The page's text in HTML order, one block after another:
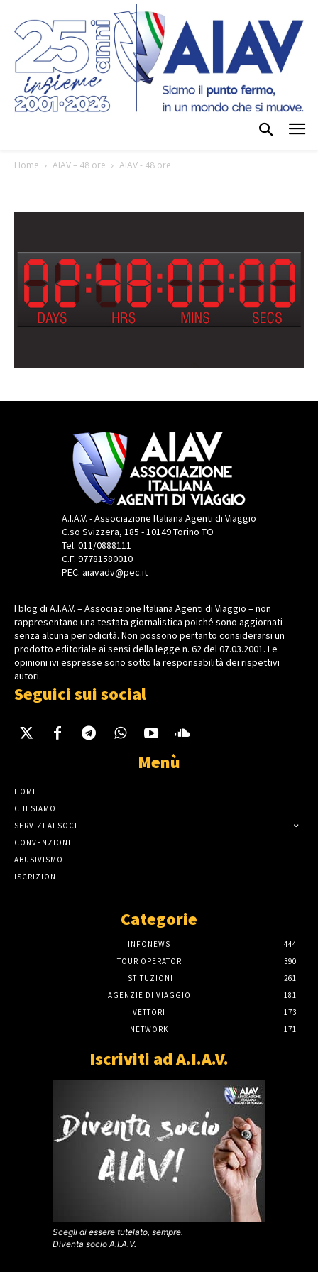
Home AIAV – 48 ore AIAV - 48 ore
A.I.A.V. - Associazione Italiana Agenti di Viaggio
C.so Svizzera, 185 - 10149 Torino TO
Tel. 011/0888111
C.F. 97781580010
PEC: aiavadv@pec.it
I blog di A.I.A.V. – Associazione Italiana Agenti di Viaggio – non
rappresentano una testata giornalistica poiché sono aggiornati
senza alcuna periodicità. Non possono pertanto considerarsi un
prodotto editoriale ai sensi della legge n. 62 del 07.03.2001. Le
opinioni ivi espresse sono sotto la responsabilità dei rispettivi
autori.
Seguici sui social
Menù
HOME
CHI SIAMO
SERVIZI AI SOCI
CONVENZIONI
ABUSIVISMO
ISCRIZIONI
Categorie
INFONEWS
444
TOUR OPERATOR
390
ISTITUZIONI
261
AGENZIE DI VIAGGIO
181
VETTORI
173
NETWORK
171
Iscriviti ad A.I.A.V.
Scegli di essere tutelato, sempre.
Diventa socio A.I.A.V.